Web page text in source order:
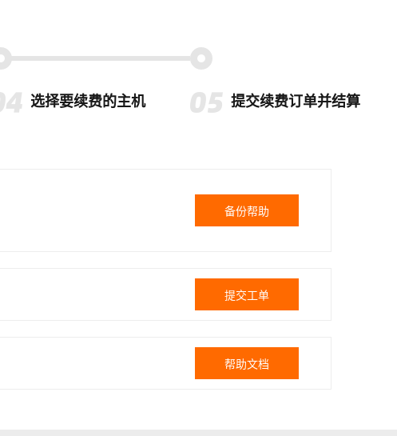
选择要续费的主机 提交续费订单并结算
备份帮助
提交工单
帮助文档